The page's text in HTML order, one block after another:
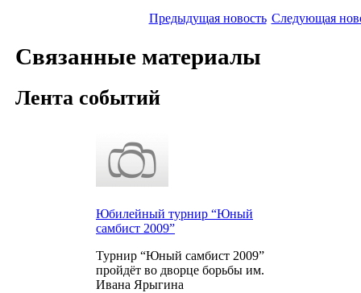
Предыдущая новость Следующая
Связанные материалы
Лента событий
Юбилейный турнир “Юный
самбист 2009”
Турнир “Юный самбист 2009”
пройдёт во дворце борьбы им.
Ивана Ярыгина